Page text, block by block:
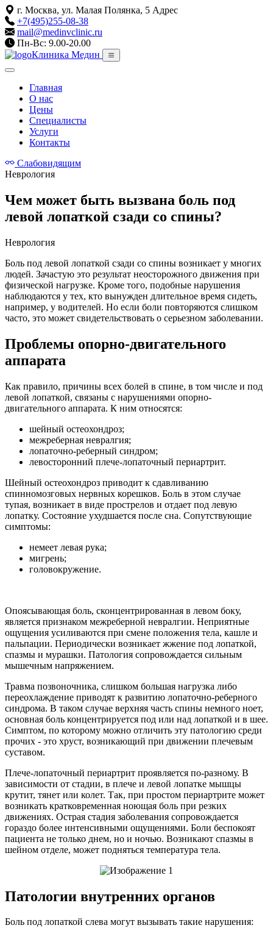
г. Москва, ул. Малая Полянка, 5 Адрес
+7(495)255-08-38
mail@medinvclinic.ru
Пн-Вс: 9.00-20.00
Клиника Медин
Главная
О нас
Цены
Специалисты
Услуги
Контакты
Слабовидящим
Неврология
Чем может быть вызвана боль под
левой лопаткой сзади со спины?
Неврология
Боль под левой лопаткой сзади со спины возникает у многих
людей. Зачастую это результат неосторожного движения при
физической нагрузке. Кроме того, подобные нарушения
наблюдаются у тех, кто вынужден длительное время сидеть,
например, у водителей. Но если боли повторяются слишком
часто, это может свидетельствовать о серьезном заболевании.
Проблемы опорно-двигательного
аппарата
Как правило, причины всех болей в спине, в том числе и под
левой лопаткой, связаны с нарушениями опорно-
двигательного аппарата. К ним относятся:
шейный остеохондроз;
межреберная невралгия;
лопаточно-реберный синдром;
левосторонний плече-лопаточный периартрит.
Шейный остеохондроз приводит к сдавливанию
спинномозговых нервных корешков. Боль в этом случае
тупая, возникает в виде прострелов и отдает под левую
лопатку. Состояние ухудшается после сна. Сопутствующие
симптомы:
немеет левая рука;
мигрень;
головокружение.
Опоясывающая боль, сконцентрированная в левом боку,
является признаком межреберной невралгии. Неприятные
ощущения усиливаются при смене положения тела, кашле и
пальпации. Периодически возникает жжение под лопаткой,
спазмы и мурашки. Патология сопровождается сильным
мышечным напряжением.
Травма позвоночника, слишком большая нагрузка либо
переохлаждение приводят к развитию лопаточно-реберного
синдрома. В таком случае верхняя часть спины немного ноет,
основная боль концентрируется под или над лопаткой и в шее.
Симптом, по которому можно отличить эту патологию среди
прочих - это хруст, возникающий при движении плечевым
суставом.
Плече-лопаточный периартрит проявляется по-разному. В
зависимости от стадии, в плече и левой лопатке мышцы
крутит, тянет или колет. Так, при простом периартрите может
возникать кратковременная ноющая боль при резких
движениях. Острая стадия заболевания сопровождается
гораздо более интенсивными ощущениями. Боли беспокоят
пациента не только днем, но и ночью. Возникают спазмы в
шейном отделе, может подняться температура тела.
Патологии внутренних органов
Боль под лопаткой слева могут вызывать такие нарушения: